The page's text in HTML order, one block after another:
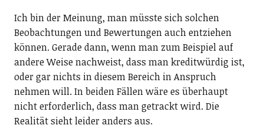
Ich bin der Meinung, man müsstesich solchen
Beobachtungen und Bewertungen auch entziehen
können. Gerade dann, wenn man zum Beispiel auf
andere Weise nachweist, dass man kreditwürdig ist,
oder gar nichts in diesem Bereich in Anspruch
nehmen will. In beiden Fällen wäre es überhaupt
nicht erforderlich, dass man getrackt wird. Die
Realität sieht leider anders aus.